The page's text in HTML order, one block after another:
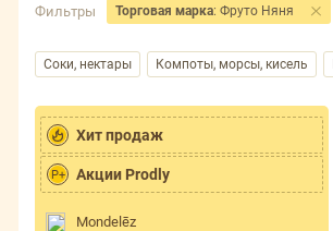
Фильтры Торговая марка: Фруто Няня
Соки, нектары Компоты, морсы, кисель
Хит продаж
P+ Акции Prodly
Mondelēz